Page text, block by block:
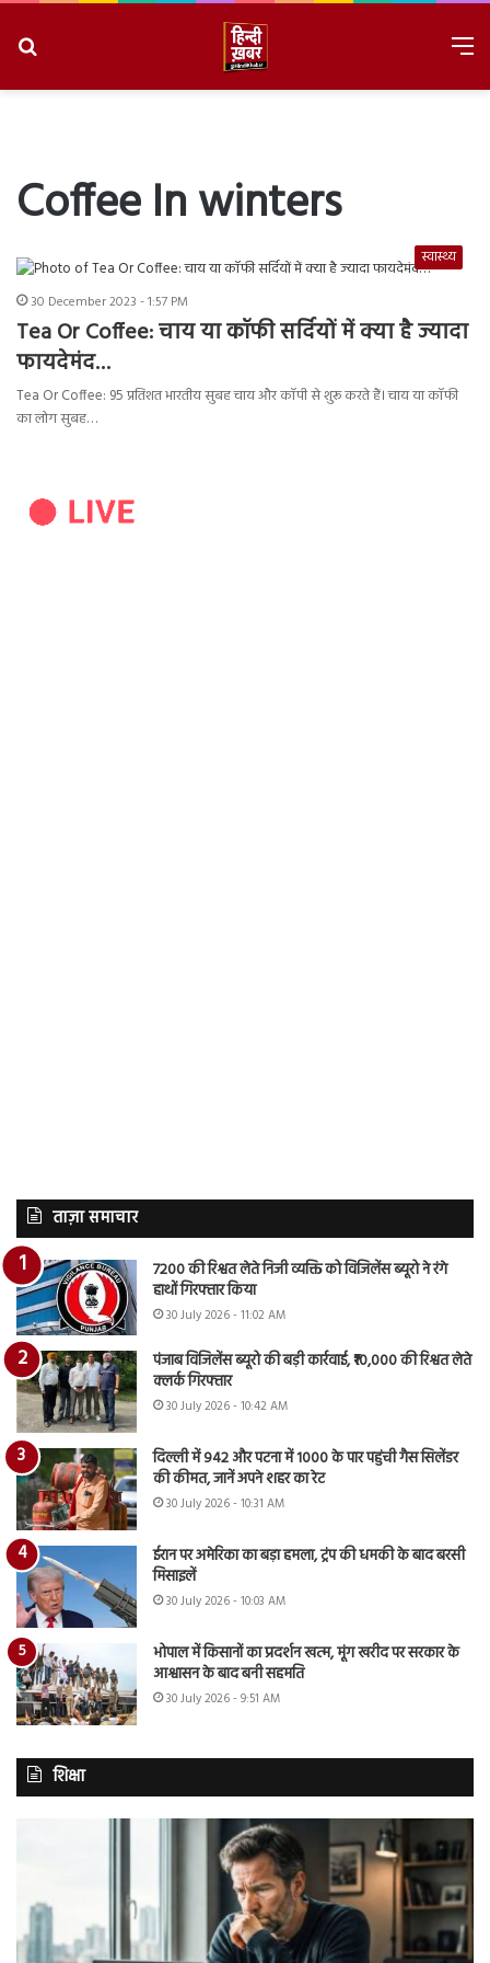
Coffee In winters
स्वास्थ्य
30 December 2023 - 1:57 PM
Tea Or Coffee: चाय या कॉफी सर्दियों में क्या है ज्यादा
फायदेमंद…
Tea Or Coffee: 95 प्रतिशत भारतीय सुबह चाय और कॉपी से शुरू करते हैं। चाय या कॉफी
का लोग सुबह…
ताज़ा समाचार
7200 की रिश्वत लेते निजी व्यक्ति को विजिलेंस ब्यूरो ने रंगे
हाथों गिरफ्तार किया
30 July 2026 - 11:02 AM
पंजाब विजिलेंस ब्यूरो की बड़ी कार्रवाई, ₹10,000 की रिश्वत लेते
क्लर्क गिरफ्तार
30 July 2026 - 10:42 AM
दिल्ली में 942 और पटना में 1000 के पार पहुंची गैस सिलेंडर
की कीमत, जानें अपने शहर का रेट
30 July 2026 - 10:31 AM
ईरान पर अमेरिका का बड़ा हमला, ट्रंप की धमकी के बाद बरसी
मिसाइलें
30 July 2026 - 10:03 AM
भोपाल में किसानों का प्रदर्शन खत्म, मूंग खरीद पर सरकार के
आश्वासन के बाद बनी सहमति
30 July 2026 - 9:51 AM
शिक्षा